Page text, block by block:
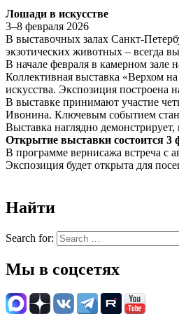
Лошади в искусстве
3–8 февраля 2026
В выставочных залах Санкт-
экзотических животных – всегда
В начале февраля в камерном зале
Коллективная выставка «Верхом
искусства. Экспозиция построена
В выставке принимают участие
Ивонина. Ключевым событием
Выставка наглядно
Открытие выставки состоится 3
В программе вернисажа встреча с
Экспозиция будет открыта для
Найти
Search for:
Мы в соцсетях